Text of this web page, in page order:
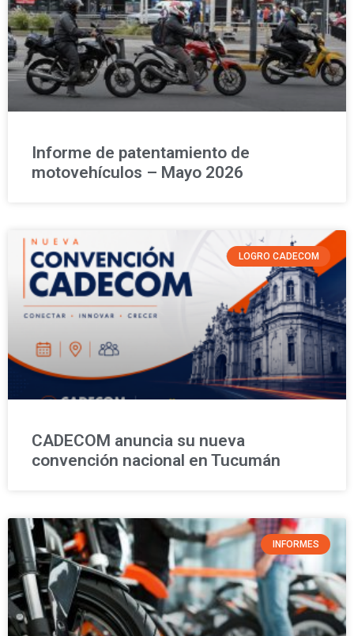
Informe de patentamiento de
motovehículos – Mayo 2026
LOGRO CADECOM
CADECOM anuncia su nueva
convención nacional en Tucumán
INFORMES